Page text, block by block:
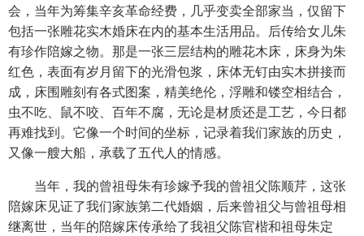
会，当年为筹集辛亥革命经费，几乎变卖全部家当，仅留下
包括一张雕花实木婚床在内的基本生活用品。后传给女儿朱
有珍作陪嫁之物。那是一张三层结构的雕花木床，床身为朱
红色，表面有岁月留下的光滑包浆，床体无钉由实木拼接而
成，床围雕刻有各式图案，精美绝伦，浮雕和镂空相结合，
虫不吃、鼠不咬、百年不腐，无论是材质还是工艺，今日都
再难找到。它像一个时间的坐标，记录着我们家族的历史，
又像一艘大船，承载了五代人的情感。
当年，我的曾祖母朱有珍嫁予我的曾祖父陈顺芹，这张
陪嫁床见证了我们家族第二代婚姻，后来曾祖父与曾祖母相
继离世，当年的陪嫁床传承给了我祖父陈官楷和祖母朱定